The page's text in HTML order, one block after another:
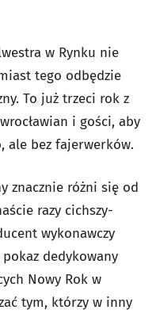
w Rynku nie
tego odbędzie
To już trzeci rok z
i gości, aby
ale bez fajerwerków.
znacznie różni się od
razy cichszy-
wykonawczy
pokaz dedykowany
Nowy Rok w
tym, którzy w inny